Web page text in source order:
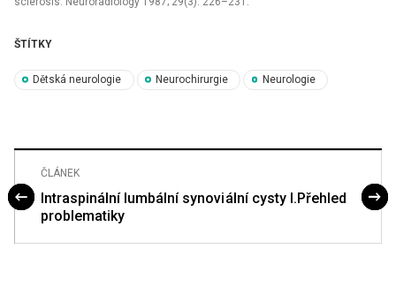
ŠTÍTKY
Dětská neurologie Neurochirurgie Neurologie
ČLÁNEK
Intraspinální lumbální synovi ální cysty I.Přehled
problematiky